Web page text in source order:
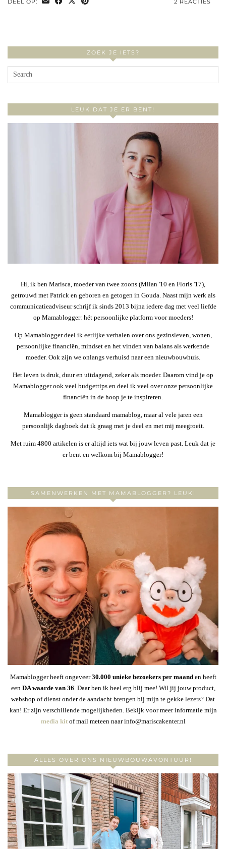
DEEL OP: 2 REACTIES
ZOEK JE IETS?
LEUK DAT JE ER BENT!
Hi, ik ben Marisca, moeder van twee zoons (Milan '10 en Floris '17),
getrouwd met Patrick en geboren en getogen in Gouda. Naast mijn werk als
communicatieadviseur schrijf ik sinds 2013 bijna iedere dag met veel liefde
op Mamablogger: hét persoonlijke platform voor moeders!
Op Mamablogger deel ik eerlijke verhalen over ons gezinsleven, wonen,
persoonlijke financiën, mindset en het vinden van balans als werkende
moeder. Ook zijn we onlangs verhuisd naar een nieuwbouwhuis.
Het leven is druk, duur en uitdagend, zeker als moeder. Daarom vind je op
Mamablogger ook veel budgettips en deel ik veel over onze persoonlijke
financiën in de hoop je te inspireren.
Mamablogger is geen standaard mamablog, maar al vele jaren een
persoonlijk dagboek dat ik graag met je deel en met mij meegroeit.
Met ruim 4800 artikelen is er altijd iets wat bij jouw leven past. Leuk dat je
er bent en welkom bij Mamablogger!
SAMENWERKEN MET MAMABLOGGER? LEUK!
Mamablogger heeft ongeveer30.000 unieke bezoekers per maanden heeft
een DA waarde van 36 . Daar ben ik heel erg blij mee! Wil jij jouw product,
webshop of dienst onder de aandacht brengen bij mijn te gekke lezers? Dat
kan! Er zijn verschillende mogelijkheden. Bekijk voor meer informatie mijn
media kitof mail meteen naar info@mariscakenter.nl
ALLES OVER ONS NIEUWBOUWAVONTUUR!